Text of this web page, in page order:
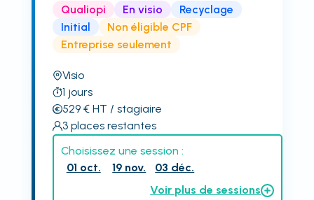
Qualiopi En visio
Recyclage
Initial
Non éligible CPF
Entreprise seulement
Visio
1 jours
529€ HT / stagiaire
3 places restantes
Choisissez une session :
01 oct.
19 nov.
03 déc.
Voir plus de sessions